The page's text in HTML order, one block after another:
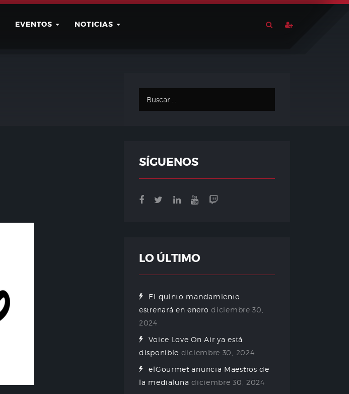
EVENTOS NOTICIAS
SÍGUENOS
LO ÚLTIMO
El quinto mandamiento
estrenará en enero diciembre 30,
2024
Voice Love On Air ya está
disponible diciembre 30, 2024
elGourmet anuncia Maestros de
la medialuna diciembre 30, 2024